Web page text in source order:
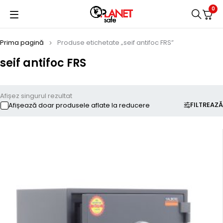
0
seif antifoc FRS
Prima pagină Produse etichetate „seif antifoc FRS”
FILTREAZĂ
Afișez singurul rezultat
Afișează doar produsele aflate la reducere